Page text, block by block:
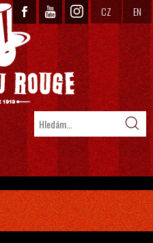
CZ EN